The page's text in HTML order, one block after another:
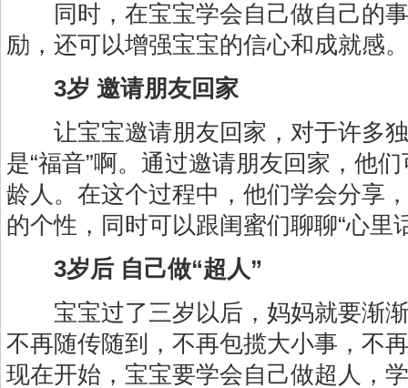
同时，在宝宝学会自己做自己的事
励，还可以增强宝宝的信心和成就感。
3岁 邀请朋友回家
让宝宝邀请朋友回家，对于许多独
是“福音”啊。通过邀请朋友回家，他
龄人。在这个过程中，他们学会分享
的个性，同时可以跟闺蜜们聊聊“心里
3岁后 自己做“超人”
宝宝过了三岁以后，妈妈就要渐渐
不再随传随到，不再包揽大小事，不
现在开始，宝宝要学会自己做超人，